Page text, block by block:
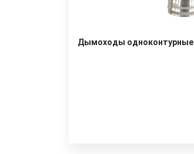
Дымоходы одноконтурные